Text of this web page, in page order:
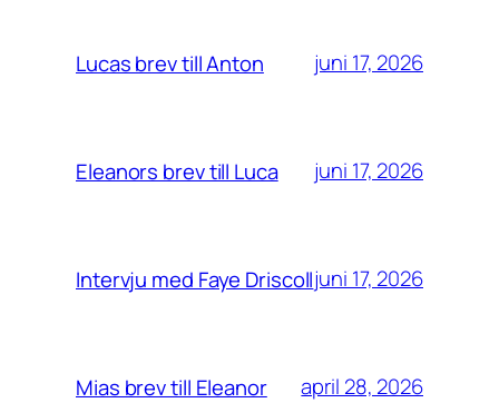
Lucas brev till Anton juni 17, 2026
Eleanors brev till Luca juni 17, 2026
Intervju med Faye Driscolljuni 17, 2026
Mias brev till Eleanor april 28, 2026